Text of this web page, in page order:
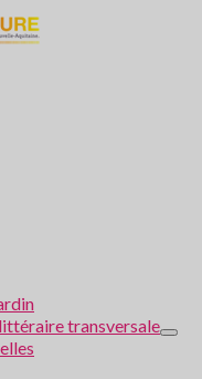
transversale